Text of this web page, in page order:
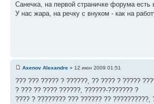
Санечка, на первой страничке форума
У нас жара, на речку с внуком - как на
Axenov Alexandre » 12 июн 2009 01:51
??? ??? ????? ? ??????, ?? ???? ? ?????
? ??? ?? ???? ??????, ??????-??????? ?
???? ? ???????? ??? ?????? ?? ??????????,